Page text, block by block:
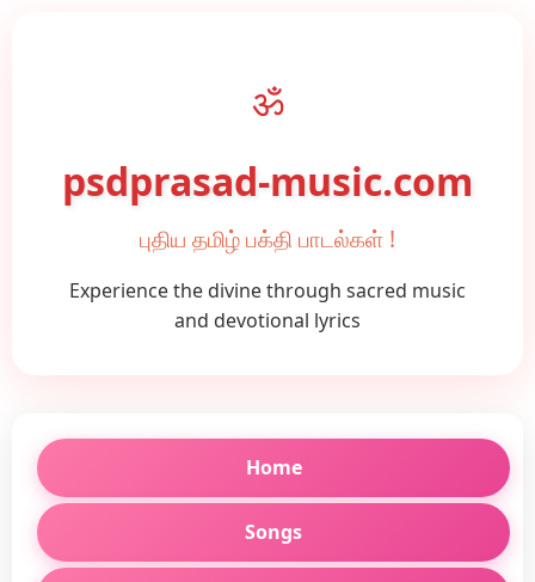
ॐ
psdprasad-music.com
புதிய தமிழ் பக்தி பாடல்கள் !
Experience the divine through sacred music
and devotional lyrics
Home
Songs